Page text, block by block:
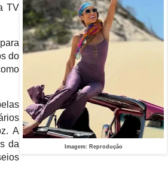
Imagem: Reprodução
TV
do
A
da